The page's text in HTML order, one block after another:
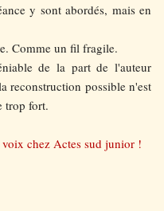
y sont abordés, mais en
Comme un fil fragile.
de la part de l'auteur
reconstruction possible n'est
trop fort.
chez Actes sud junior !